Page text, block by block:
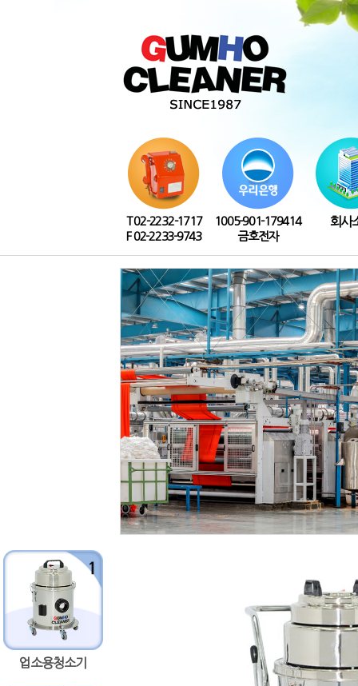
T 02-2232-1717
F 02-2233-9743
1005-901-179414
금호전자
회사
업소용청소기